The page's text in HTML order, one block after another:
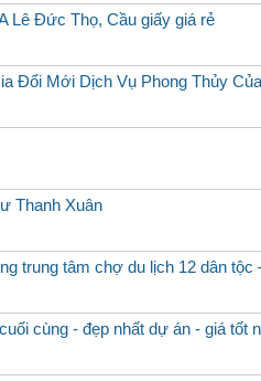
Lê Đức Thọ, Cầu giấy giá rẻ
Đổi Mới Dịch Vụ Phong Thủy
Thanh Xuân
trung tâm chợ du lịch 12 dân
cùng - đẹp nhất dự án - giá tốt